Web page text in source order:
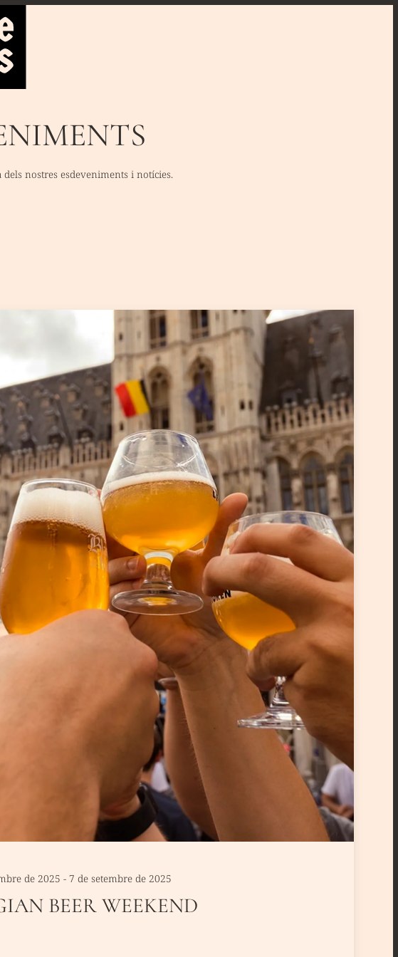
nostres esdeveniments i notícies.
de 2025 - 7 de setembre de 2025
BEER WEEKEND